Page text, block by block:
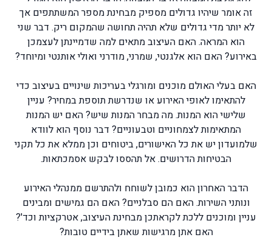
זה אומר שיהיו גדולים מספיק מבחינת מספר המשתתפים אך
לא יותר מדי גדולים שלא תהיה תחושה שהמקום ריק. דבר שני
הוא המראה. האם העיצוב מתאים למה שדמיינתן לעצמכן
באירוע? האם הוא אלגנטי, שמרני, מודרני ואולי אותנטי ומיוחד?
האם בעלי האולם מוכנים ומורגלי בעריכות שינויים בעיצוב כדי
להתאימו לאופי האירוע או שנדרשת תוספת במחיר? עניין
שלישי הוא המנות. מה מבחר המנות שיש? האם יש המנות
המתאימות לצמחוניים וטבעוניים? דבר נוסף הוא לוודא
שלמועדון יש את כל האישורים, ביטוחים וכן ממלא את כל תקני
הבטיחות הדרושים. אל תהססו לבקש אסמכתאות.
הדבר האחרון הוא כמובן לשוחח ולהתרשם ממנהלי האירוע
ונותני השירות. האם הם סבלניים? האם הם גמישים ומבינים
עניין ומוכנים ללכת לקראתכן מבחינת העיצוב, אטרקציות וכד'?
האם אתן מרגישות שאתן בידיים טובות?